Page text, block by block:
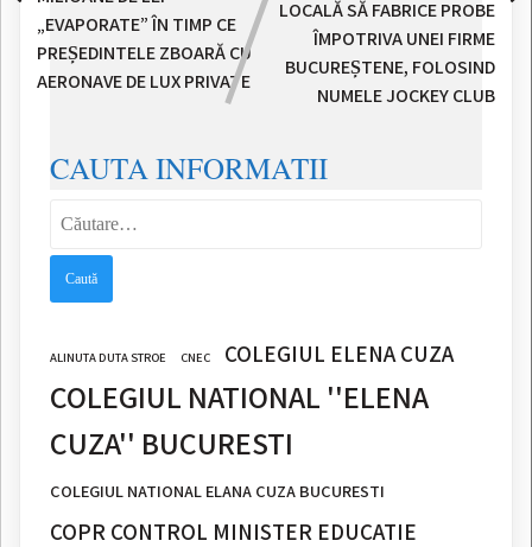
„EVAPORATE” ÎN TIMP CE
PREȘEDINTELE ZBOARĂ CU
AERONAVE DE LUX PRIVATE
LOCALĂ SĂ FABRICE PROBE
ÎMPOTRIVA UNEI FIRME
BUCUREȘTENE, FOLOSIND
NUMELE JOCKEY CLUB
CAUTA INFORMATII
ALINUTA DUTA STROE CNEC COLEGIUL ELENA CUZA
COLEGIUL NATIONAL ''ELENA
CUZA'' BUCURESTI
COLEGIUL NATIONAL ELANA CUZA BUCURESTI
COPR CONTROL MINISTER EDUCATIE